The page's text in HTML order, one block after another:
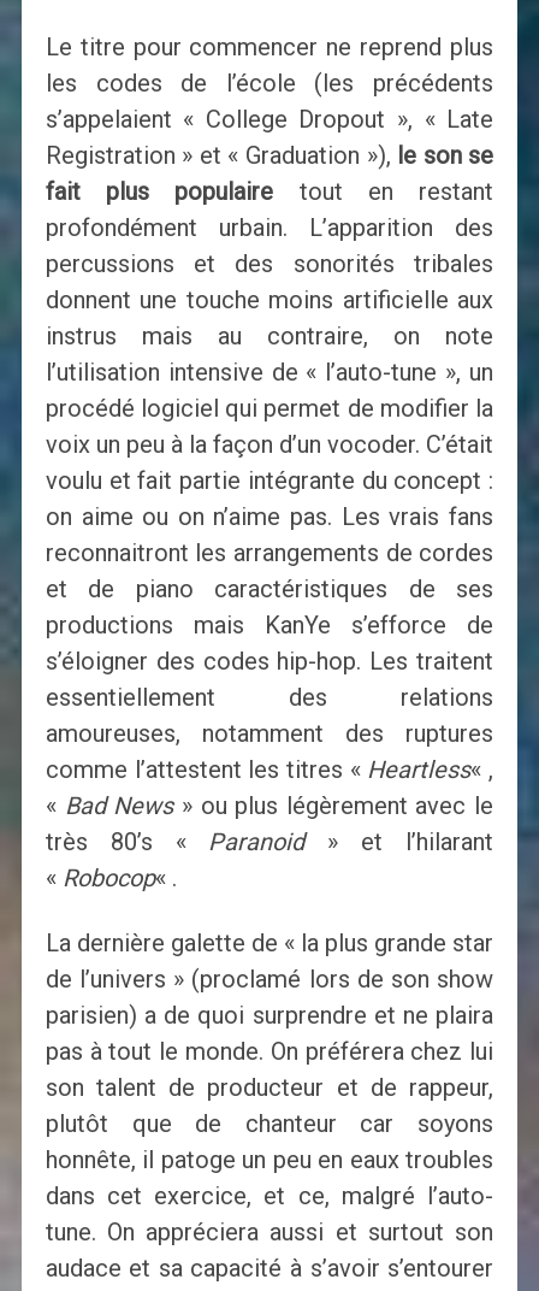
Le titre pour commencer ne reprend plus
les codes de l’école (les précédents
s’appelaient « College Dropout », « Late
Registration » et « Graduation »), le son se
fait plus populaire tout en restant
profondément urbain. L’apparition des
percussions et des sonorités tribales
donnent une touche moins artificielle aux
instrus mais au contraire, on note
l’utilisation intensive de « l’auto-tune », un
procédé logiciel qui permet de modifier la
voix un peu à la façon d’un vocoder. C’était
voulu et fait partie intégrante du concept :
on aime ou on n’aime pas. Les vrais fans
reconnaitront les arrangements de cordes
et de piano caractéristiques de ses
productions mais KanYe s’efforce de
s’éloigner des codes hip-hop. Les traitent
essentiellement des relations
amoureuses, notamment des ruptures
comme l’attestent les titres « Heartless« ,
« Bad News» ou plus légèrement avec le
très 80’s « Paranoid» et l’hilarant
« Robocop« .
La dernière galette de « la plus grande star
de l’univers » (proclamé lors de son show
parisien) a de quoi surprendre et ne plaira
pas à tout le monde. On préférera chez lui
son talent de producteur et de rappeur,
plutôt que de chanteur car soyons
honnête, il patoge un peu en eaux troubles
dans cet exercice, et ce, malgré l’auto-
tune. On appréciera aussi et surtout son
audace et sa capacité à s’avoir s’entourer